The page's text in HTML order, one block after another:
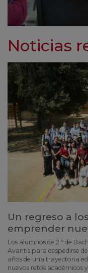
Noticias
Un regreso a
emprender
Los alumnos de 2.º de
Avantis para despedirse
años de una trayectoria
nuevos retos académicos